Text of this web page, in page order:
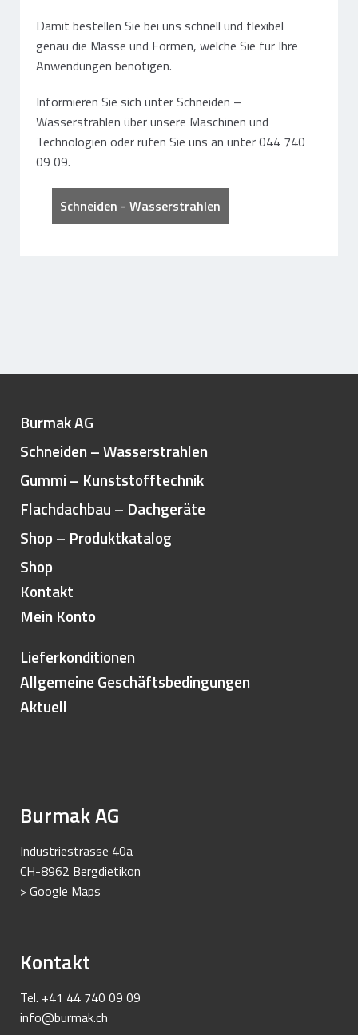
Damit bestellen Sie bei uns schnell und flexibel
genau die Masse und Formen, welche Sie für Ihre
Anwendungen benötigen.
Informieren Sie sich unter Schneiden –
Wasserstrahlen über unsere Maschinen und
Technologien oder rufen Sie uns an unter 044 740
09 09.
Schneiden - Wasserstrahlen
Burmak AG
Schneiden – Wasserstrahlen
Gummi – Kunststofftechnik
Flachdachbau – Dachgeräte
Shop – Produktkatalog
Shop
Kontakt
Mein Konto
Lieferkonditionen
Allgemeine Geschäftsbedingungen
Aktuell
Burmak AG
Industriestrasse 40a
CH-8962 Bergdietikon
> Google Maps
Kontakt
Tel. +41 44 740 09 09
info@burmak.ch